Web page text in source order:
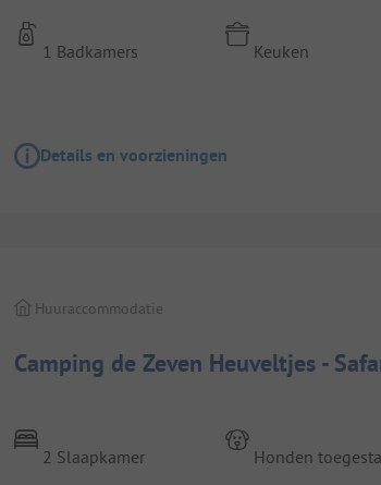
1 Badkamers Keuken
Details en voorzieningen
Camping de Zeven Heuveltjes -
Huuraccommodatie
2 Slaapkamer Honden